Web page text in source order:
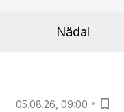
Nädal
05.08.26, 09:00